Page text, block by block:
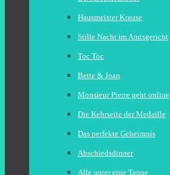
Hausmeister Krause
Stille Nacht im Amtsgericht
Toc Toc
Bette & Joan
Monsieur Pierre geht online
Die Kehrseite der Medaille
Das perfekte Geheimnis
Abschiedsdinner
Alle unter eine Tanne